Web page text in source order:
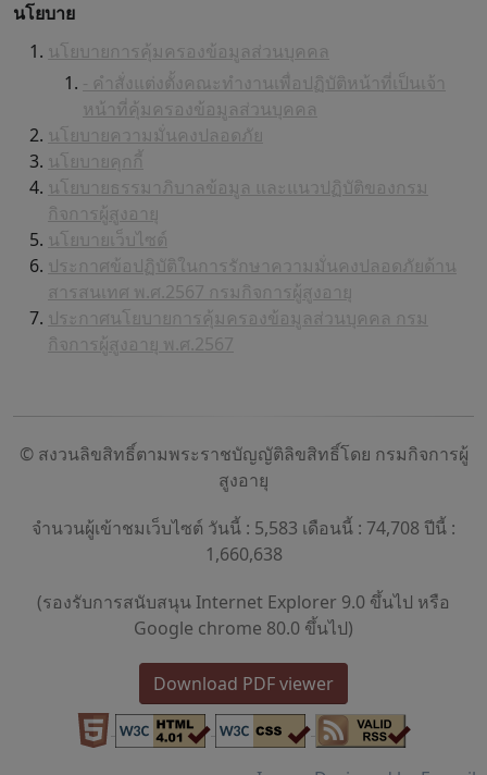
นโยบาย
นโยบายการคุ้มครองข้อมูลส่วนบุคคล
- คำสั่งแต่งตั้งคณะทำงานเพื่อปฏิบัติหน้าที่เป็นเจ้า
หน้าที่คุ้มครองข้อมูลส่วนบุคคล
นโยบายความมั่นคงปลอดภัย
นโยบายคุกกี้
นโยบายธรรมาภิบาลข้อมูล และแนวปฏิบัติของกรม
กิจการผู้สูงอายุ
นโยบายเว็บไซต์
ประกาศข้อปฏิบัติในการรักษาความมั่นคงปลอดภัยด้าน
สารสนเทศ พ.ศ.2567 กรมกิจการผู้สูงอายุ
ประกาศนโยบายการคุ้มครองข้อมูลส่วนบุคคล กรม
กิจการผู้สูงอายุ พ.ศ.2567
© สงวนลิขสิทธิ์ตามพระราชบัญญัติลิขสิทธิ์โดย กรมกิจการผู้
สูงอายุ
จำนวนผู้เข้าชมเว็บไซต์ วันนี้ : 5,583 เดือนนี้ : 74,708 ปีนี้ :
1,660,638
(รองรับการสนับสนุน Internet Explorer 9.0 ขึ้นไป หรือ
Google chrome 80.0 ขึ้นไป)
Download PDF viewer